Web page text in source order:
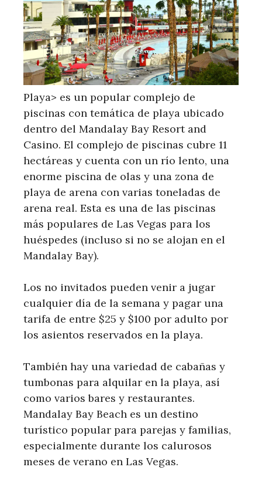
Playa> es un popular complejo de
piscinas con temática de playa ubicado
dentro del Mandalay Bay Resort and
Casino. El complejo de piscinas cubre 11
hectáreas y cuenta con un río lento, una
enorme piscina de olas y una zona de
playa de arena con varias toneladas de
arena real. Esta es una de las piscinas
más populares de Las Vegas para los
huéspedes (incluso si no se alojan en el
Mandalay Bay).
Los no invitados pueden venir a jugar
cualquier día de la semana y pagar una
tarifa de entre $25 y $100 por adulto por
los asientos reservados en la playa.
También hay una variedad de cabañas y
tumbonas para alquilar en la playa, así
como varios bares y restaurantes.
Mandalay Bay Beach es un destino
turístico popular para parejas y familias,
especialmente durante los calurosos
meses de verano en Las Vegas.